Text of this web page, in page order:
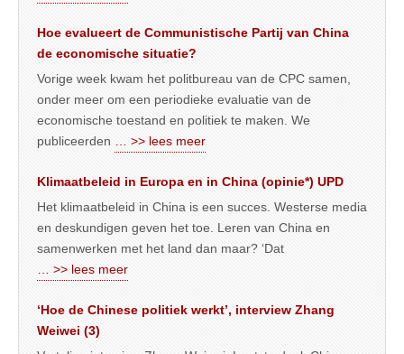
Hoe evalueert de Communistische Partij van China
de economische situatie?
Vorige week kwam het politbureau van de CPC samen,
onder meer om een periodieke evaluatie van de
economische toestand en politiek te maken. We
publiceerden
… >> lees meer
Klimaatbeleid in Europa en in China (opinie*) UPD
Het klimaatbeleid in China is een succes. Westerse media
en deskundigen geven het toe. Leren van China en
samenwerken met het land dan maar? ‘Dat
… >> lees meer
‘Hoe de Chinese politiek werkt’, interview Zhang
Weiwei (3)